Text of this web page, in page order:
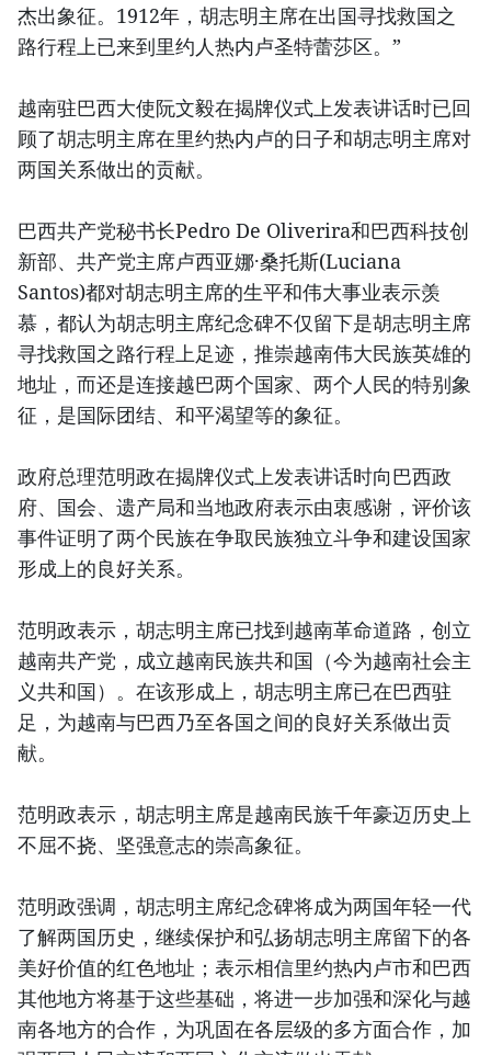
杰出象征。1912年，胡志明主席在出国寻找救国之
路行程上已来到里约人热内卢圣特蕾莎区。”
越南驻巴西大使阮文毅在揭牌仪式上发表讲话时已回
顾了胡志明主席在里约热内卢的日子和胡志明主席对
两国关系做出的贡献。
巴西共产党秘书长Pedro De Oliverira和巴西科技创
新部、共产党主席卢西亚娜·桑托斯(Luciana
Santos)都对胡志明主席的生平和伟大事业表示羡
慕，都认为胡志明主席纪念碑不仅留下是胡志明主席
寻找救国之路行程上足迹，推崇越南伟大民族英雄的
地址，而还是连接越巴两个国家、两个人民的特别象
征，是国际团结、和平渴望等的象征。
政府总理范明政在揭牌仪式上发表讲话时向巴西政
府、国会、遗产局和当地政府表示由衷感谢，评价该
事件证明了两个民族在争取民族独立斗争和建设国家
形成上的良好关系。
范明政表示，胡志明主席已找到越南革命道路，创立
越南共产党，成立越南民族共和国（今为越南社会主
义共和国）。在该形成上，胡志明主席已在巴西驻
足，为越南与巴西乃至各国之间的良好关系做出贡
献。
范明政表示，胡志明主席是越南民族千年豪迈历史上
不屈不挠、坚强意志的崇高象征。
范明政强调，胡志明主席纪念碑将成为两国年轻一代
了解两国历史，继续保护和弘扬胡志明主席留下的各
美好价值的红色地址；表示相信里约热内卢市和巴西
其他地方将基于这些基础，将进一步加强和深化与越
南各地方的合作，为巩固在各层级的多方面合作，加